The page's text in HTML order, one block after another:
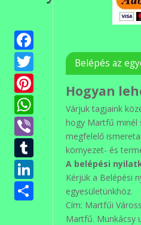
Facebook
Twitter
Pinterest
WhatsApp
Viber
Tumblr
LinkedIn
Ossza
meg
Belépés az
Hogyan
Várjuk tagjaink
hogy Martfű minél
megfelelő
környezet- és
A belépési
Kérjük a Belépési
egyesületünkhöz.
Cím: Martfűi
Martfű. Munkácsy